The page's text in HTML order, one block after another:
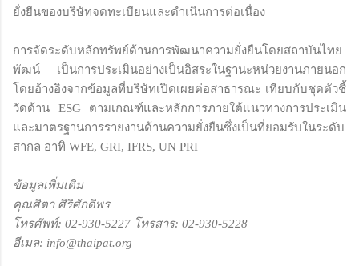
ยั่งยืนของบริษัทจดทะเบียนและดำเนินการต่อเนื่อง
การจัดระดับหลักทรัพย์ด้านการพัฒนาความยั่งยืนโดยสถาบันไทย
พัฒน์ เป็นการประเมินอย่างเป็นอิสระในฐานะหน่วยงานภายนอก
โดยอ้างอิงจากข้อมูลที่บริษัทเปิดเผยต่อสาธารณะ เทียบกับชุดตัวชี้
วัดด้าน ESG ตามเกณฑ์และหลักการภายใต้แนวทางการประเมิน
และมาตรฐานการรายงานด้านความยั่งยืนซึ่งเป็นที่ยอมรับในระดับ
สากล อาทิ WFE, GRI, IFRS, UN PRI
ข้อมูลเพิ่มเติม
คุณศิตา ศิริศักดิพร
โทรศัพท์: 02-930-5227 โทรสาร: 02-930-5228
อีเมล: info@thaipat.org